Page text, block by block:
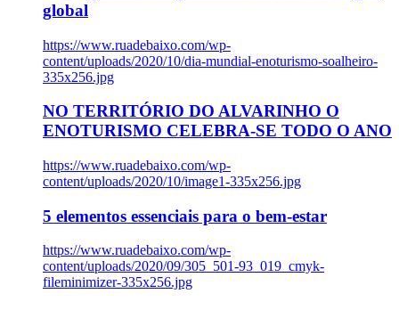
global
https://www.ruadebaixo.com/wp-
content/uploads/2020/10/dia-mundial-enoturismo-soalheiro-
335x256.jpg
NO TERRITÓRIO DO ALVARINHO O
ENOTURISMO CELEBRA-SE TODO O ANO
https://www.ruadebaixo.com/wp-
content/uploads/2020/10/image1-335x256.jpg
5 elementos essenciais para o bem-estar
https://www.ruadebaixo.com/wp-
content/uploads/2020/09/305_501-93_019_cmyk-
fileminimizer-335x256.jpg